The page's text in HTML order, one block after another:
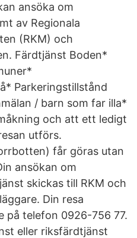
ansöka om
av Regionala
(RKM) och
Färdtjänst Boden*
Parkeringstillstånd
/ barn som far illa*
och att ett ledigt
utförs.
får göras utan
ansökan om
skickas till RKM och
Din resa
på telefon 0926-756 77.
eller riksfärdtjänst